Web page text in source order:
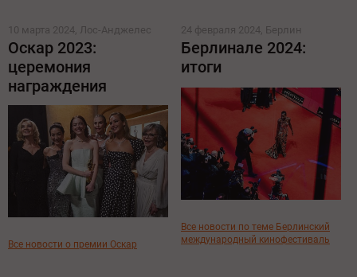
10 марта 2024, Лос-Анджелес
Оскар 2023:
церемония
награждения
Все новости о премии Оскар
24 февраля 2024, Берлин
Берлинале 2024:
итоги
Все новости по теме Берлинский
международный кинофестиваль